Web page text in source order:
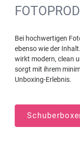
Bei hochwertigen
ebenso wie der
wirkt modern, clean
sorgt mit ihrem
Unboxing-Erlebnis.